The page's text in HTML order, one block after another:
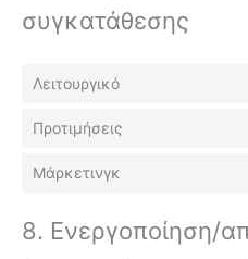
συγκατάθεσης
Λειτουργικό
Προτιμήσεις
Μάρκετινγκ
8. Ενεργοποίηση/